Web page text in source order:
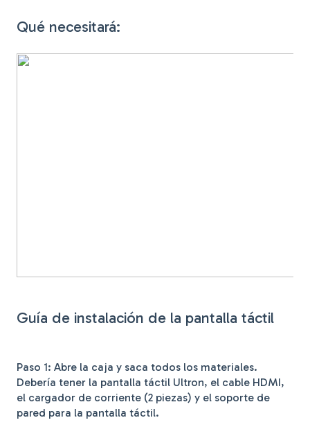
Qué necesitará:
Guía de instalación de la pantalla táctil
Paso 1: Abre la caja y saca todos los materiales.
Debería tener la pantalla táctil Ultron, el cable HDMI,
el cargador de corriente (2 piezas) y el soporte de
pared para la pantalla táctil.